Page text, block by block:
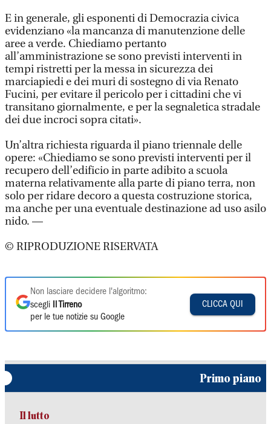
E in generale, gli esponenti di Democrazia civica
evidenziano «la mancanza di manutenzione delle
aree a verde. Chiediamo pertanto
all’amministrazione se sono previsti interventi in
tempi ristretti per la messa in sicurezza dei
marciapiedi e dei muri di sostegno di via Renato
Fucini, per evitare il pericolo per i cittadini che vi
transitano giornalmente, e per la segnaletica stradale
dei due incroci sopra citati».
Un’altra richiesta riguarda il piano triennale delle
opere: «Chiediamo se sono previsti interventi per il
recupero dell’edificio in parte adibito a scuola
materna relativamente alla parte di piano terra, non
solo per ridare decoro a questa costruzione storica,
ma anche per una eventuale destinazione ad uso asilo
nido. —
© RIPRODUZIONE RISERVATA
Non lasciare decidere l'algoritmo:
scegli
Il Tirreno
per le tue notizie su Google
CLICCA QUI
Primo piano
Il lutto